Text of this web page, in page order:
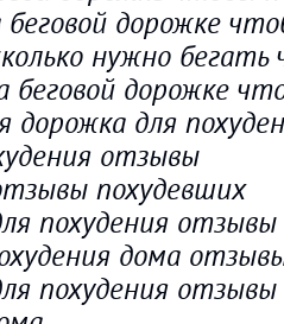
беговой дорожке
нужно
беговой дорожке
дорожка для
отзывы
похудевших
похудения отзывы
дома
похудения